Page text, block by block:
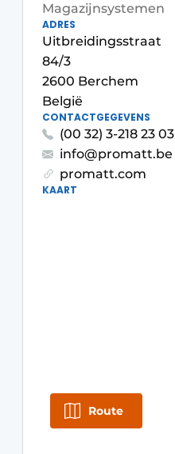
Video’s
Magazijnsystemen
ADRES
Uitbreidingsstraat
84/3
2600 Berchem
België
CONTACTGEGEVENS
(00 32) 3-218 23 03
info@promatt.be
promatt.com
KAART
Route